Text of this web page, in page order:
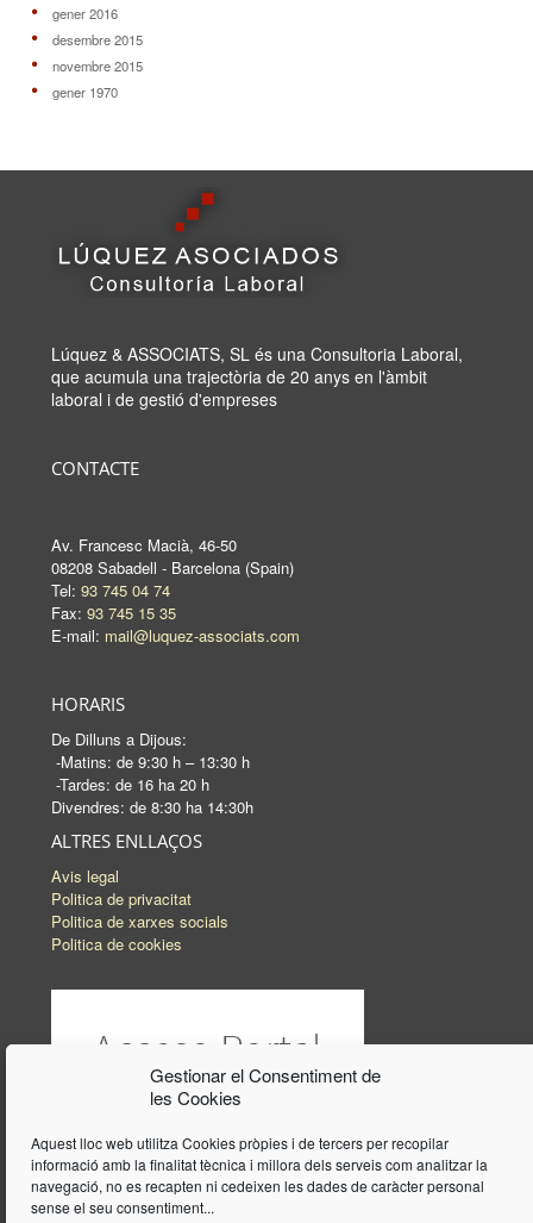
Gestionar el Consentiment de
les Cookies
Aquest lloc web utilitza Cookies pròpies i de tercers per recopilar
informació amb la finalitat tècnica i millora dels serveis com analitzar la
navegació, no es recapten ni cedeixen les dades de caràcter personal
sense el seu consentiment...
gener 2016
desembre 2015
novembre 2015
gener 1970
Lúquez & ASSOCIATS, SL és una Consultoria Laboral,
que acumula una trajectòria de 20 anys en l'àmbit
laboral i de gestió d'empreses
CONTACTE
Av. Francesc Macià, 46-50
08208 Sabadell - Barcelona (Spain)
Tel: 93 745 04 74
Fax: 93 745 15 35
E-mail: mail@luquez-associats.com
HORARIS
De Dilluns a Dijous:
-Matins: de 9:30 h – 13:30 h
-Tardes: de 16 ha 20 h
Divendres: de 8:30 ha 14:30h
ALTRES ENLLAÇOS
Avis legal
Politica de privacitat
Politica de xarxes socials
Politica de cookies